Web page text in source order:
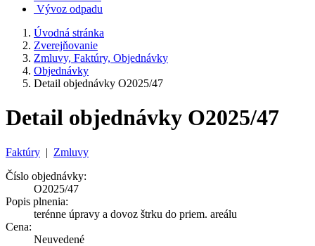
Vývoz odpadu
Úvodná stránka
Zverejňovanie
Zmluvy, Faktúry, Objednávky
Objednávky
Detail objednávky O2025/47
Detail objednávky O2025/47
Faktúry | Zmluvy
Číslo objednávky:
O2025/47
Popis plnenia:
terénne úpravy a dovoz štrku do priem. areálu
Cena:
Neuvedené